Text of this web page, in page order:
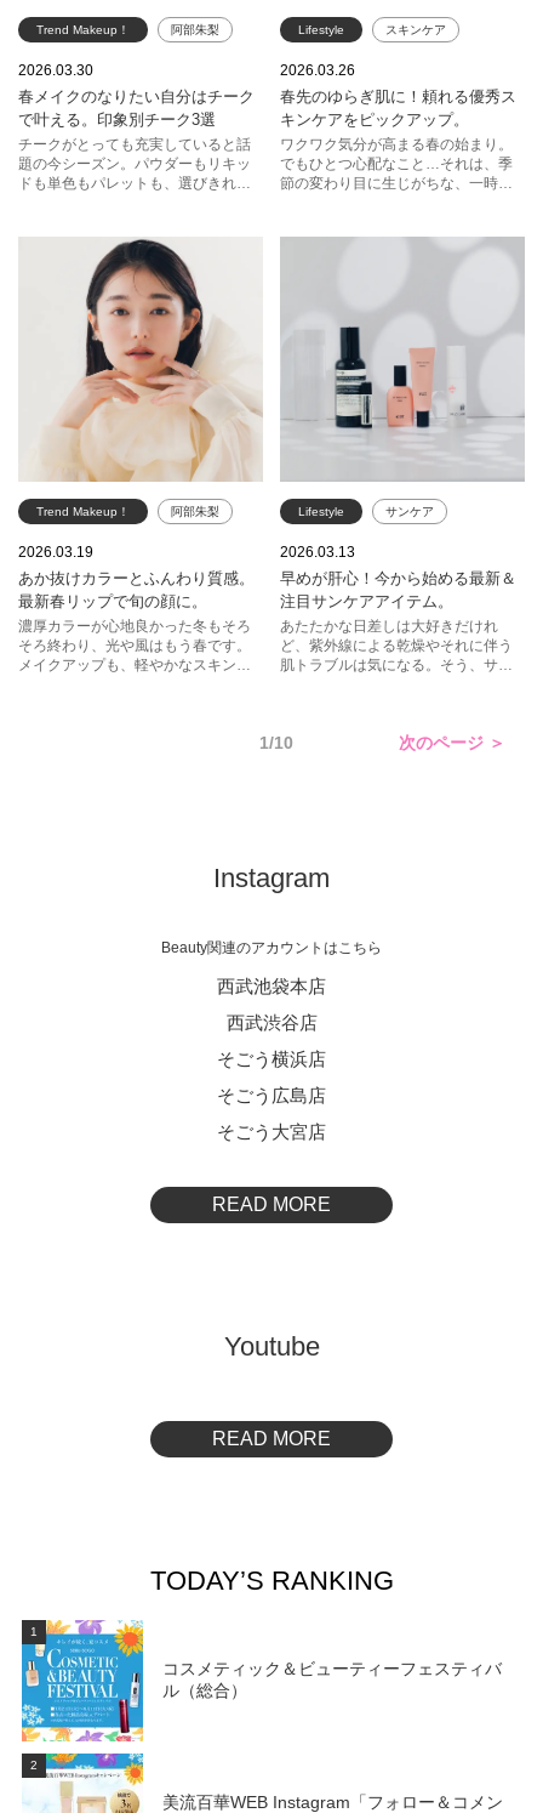
Trend Makeup！ 阿部朱梨
春メイク
エスティ ローダー
イヴ・サンローラン・ボーテ
スナイデル ビューティ
2026.03.30
春メイクのなりたい自分はチーク
で叶える。印象別チーク3選
チークがとっても充実していると話
題の今シーズン。パウダーもリキッ
ドも単色もパレットも、選びきれな
ような自然なツヤと血色感。ヘルシ
ーなのに、どこかほのかに色っぽ
く。チークの力を、最大限に！
Lifestyle スキンケア
アルビオン
コスメデコルテ イソップ
2026.03.26
春先のゆらぎ肌に！頼れる優秀ス
キンケアをピックアップ。
ワクワク気分が高まる春の始まり。
でもひとつ心配なこと…それは、季
節の変わり目に生じがちな、一時的
調子が落ちてしまいがち。そんなお
Trend Makeup！ 阿部朱梨
春リップ
クレ・ド・ポー ボーテ
ジルスチュアート
シュウ ウエムラ KANEBO
2026.03.19
あか抜けカラーとふんわり質感。
最新春リップで旬の顔に。
濃厚カラーが心地良かった冬もそろ
そろ終わり、光や風はもう春です。
メイクアップも、軽やかなスキント
Lifestyle サンケア
UVケア
日焼け止め エスト
ドクターシーラボ イソップ
SHISEIDO
2026.03.13
早めが肝心！今から始める最新＆
注目サンケアアイテム。
あたたかな日差しは大好きだけれ
ど、紫外線による乾燥やそれに伴う
肌トラブルは気になる。そう、サン
使い心地が良くて肌もきれいに見せ
1/10 次のページ ＞
Instagram
Beauty関連のアカウントはこちら
西武池袋本店
西武渋谷店
そごう横浜店
そごう広島店
そごう大宮店
READ MORE
Youtube
READ MORE
TODAY’S RANKING
1
コスメティック＆ビューティーフェスティバ
ル（総合）
2
美流百華WEB Instagram「フォロー＆コメン